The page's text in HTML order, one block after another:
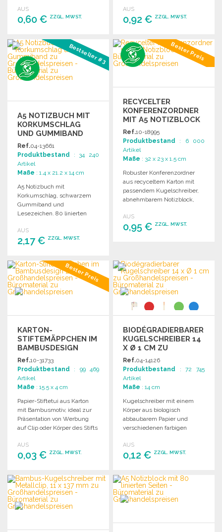
täglichen Gebrauch.
AUS
0,60 € ZZGL. MWST.
BESTELLEN
Angebot anfordern
AUS
0,92 € ZZGL. MWST.
BESTELLEN
Angebot anfordern
Bestseller #3
A5 NOTIZBUCH MIT
KORKUMSCHLAG
UND GUMMIBAND
Ref.04-13661
Produktbestand : 34 240
Artikel
Maße : 1.4 x 21.2 x 14 cm
A5 Notizbuch mit
Korkumschlag, schwarzem
Gummiband und
Lesezeichen. 80 linierten
Maße: 21 x 1,5 x 14 cm.
AUS
2,17 € ZZGL. MWST.
BESTELLEN
Angebot anfordern
Bester Preis
RECYCELTER
KONFERENZORDNER
MIT A5 NOTIZBLOCK
Ref.10-18995
Produktbestand : 6 000
Artikel
Maße : 32 x 23 x 1.5 cm
Robuster Konferenzordner
aus recyceltem Karton mit
passendem Kugelschreiber,
abnehmbarem Notizblock,
und Stifthalter.
AUS
0,95 € ZZGL. MWST.
Angebot anfordern
Bester Preis
KARTON-
STIFTEMÄPPCHEN IM
BAMBUSDESIGN
Ref.10-31733
Produktbestand : 99 469
Artikel
Maße : 15.5 x 4 cm
Papier-Stiftetui aus Karton
mit Bambusmotiv, ideal zur
Präsentation von Werbung
auf Clip oder Körper des Stifts
AUS
0,03 € ZZGL. MWST.
BESTELLEN
Angebot anfordern
BIODÉGRADIERBARER
KUGELSCHREIBER 14
X Ø 1 CM ZU
GROSSHANDELSPREISEN
Ref.04-14126
Produktbestand : 72 745
Artikel
Maße : 14 cm
Kugelschreiber mit einem
Körper aus biologisch
abbaubarem Papier und
verschiedenen farbigen
Ø 1 cm.
AUS
0,12 € ZZGL. MWST.
BESTELLEN
Angebot anfordern